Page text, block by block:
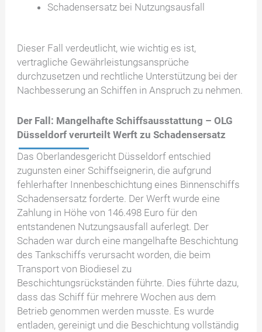
Schadensersatz bei Nutzungsausfall
Dieser Fall verdeutlicht, wie wichtig es ist,
vertragliche Gewährleistungsansprüche
durchzusetzen und rechtliche Unterstützung bei der
Nachbesserung an Schiffen in Anspruch zu nehmen.
Der Fall: Mangelhafte Schiffsausstattung – OLG
Düsseldorf verurteilt Werft zu Schadensersatz
Das Oberlandesgericht Düsseldorf entschied
zugunsten einer Schiffseignerin, die aufgrund
fehlerhafter Innenbeschichtung eines Binnenschiffs
Schadensersatz forderte. Der Werft wurde eine
Zahlung in Höhe von 146.498 Euro für den
entstandenen Nutzungsausfall auferlegt. Der
Schaden war durch eine mangelhafte Beschichtung
des Tankschiffs verursacht worden, die beim
Transport von Biodiesel zu
Beschichtungsrückständen führte. Dies führte dazu,
dass das Schiff für mehrere Wochen aus dem
Betrieb genommen werden musste. Es wurde
entladen, gereinigt und die Beschichtung vollständig